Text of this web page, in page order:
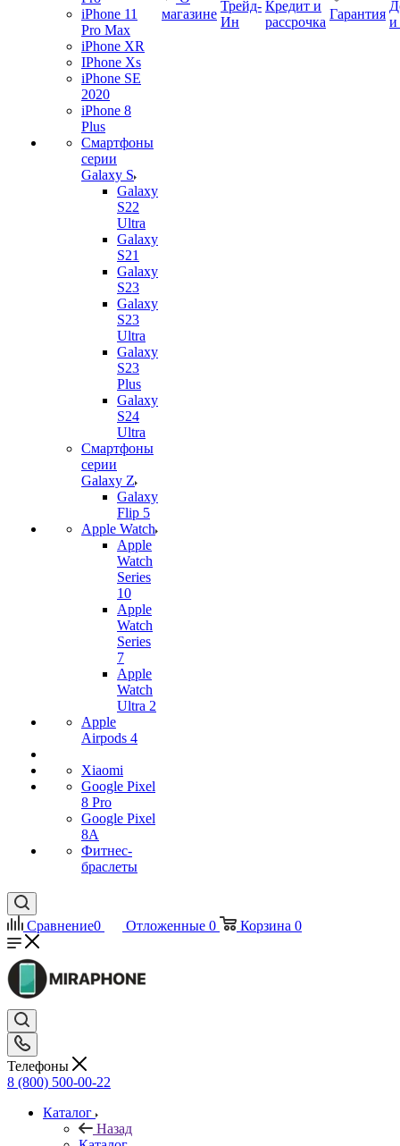
iPhone 11
Pro Max
iPhone XR
IPhone Xs
iPhone SE
2020
iPhone 8
Plus
Смартфоны
серии
Galaxy S
Galaxy
S22
Ultra
Galaxy
S21
Galaxy
S23
Galaxy
S23
Ultra
Galaxy
S23
Plus
Galaxy
S24
Ultra
Смартфоны
серии
Galaxy Z
Galaxy
Flip 5
Apple Watch
Apple
Watch
Series
10
Apple
Watch
Series
7
Apple
Watch
Ultra 2
Apple
Airpods 4
Xiaomi
Google Pixel
8 Pro
Google Pixel
8A
Фитнес-
браслеты
магазине
Трейд-
Ин
Кредит и
рассрочка
Гарантия
и
Сравнение0 Отложенные 0 Корзина 0
Телефоны
8 (800) 500-00-22
Каталог
Назад